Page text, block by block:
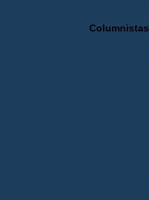
Columnistas